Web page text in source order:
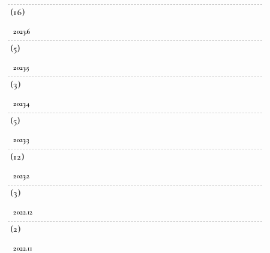
(16)
2023.6
(5)
2023.5
(3)
2023.4
(5)
2023.3
(12)
2023.2
(3)
2022.12
(2)
2022.11